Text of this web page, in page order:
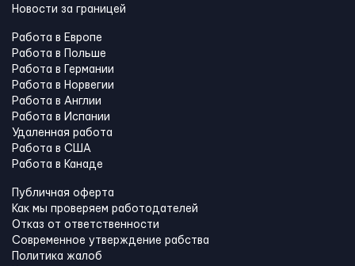
Новости за границей
Работа в Европе
Работа в Польше
Работа в Германии
Работа в Норвегии
Работа в Англии
Работа в Испании
Удаленная работа
Работа в США
Работа в Канадe
Публичная оферта
Как мы проверяем работодателей
Отказ от ответственности
Современное утверждение рабства
Политика жалоб